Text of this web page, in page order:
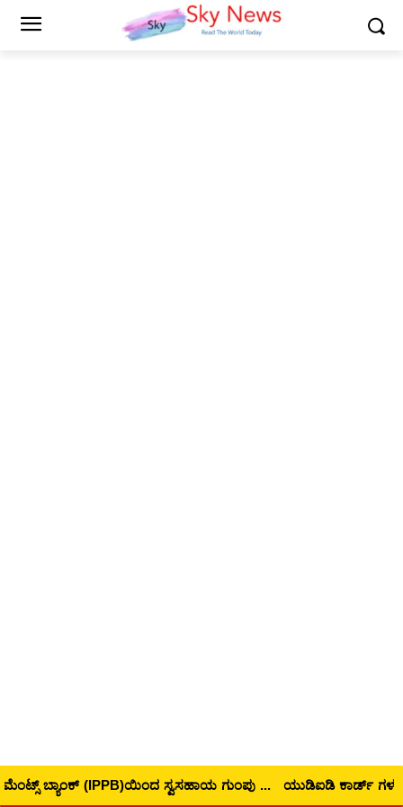
ಇಂಡಿಯಾ ಪೋಸ್ಟ್ ಪೇಮೆಂಟ್ಸ್ ಬ್ಯಾಂಕ್ (IPPB)ಯಿಂದ ಸ್ವಸಹಾಯ ಗುಂಪು ಉಳಿತಾಯ ಖಾತೆ ಆರಂಭ